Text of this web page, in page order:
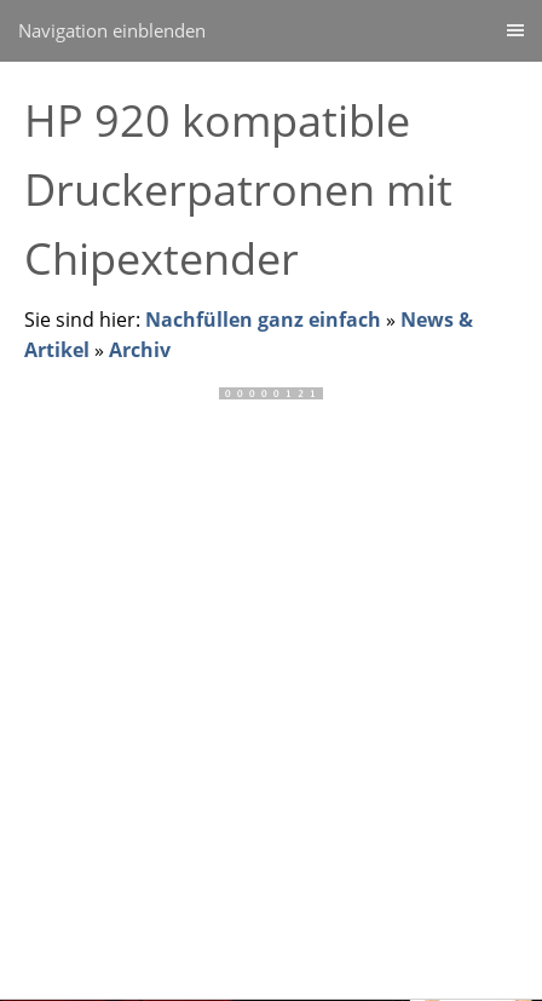
Navigation einblenden
HP 920 kompatible
Druckerpatronen mit
Chipextender
Sie sind hier: Nachfüllen ganz einfach » News &
Artikel » Archiv